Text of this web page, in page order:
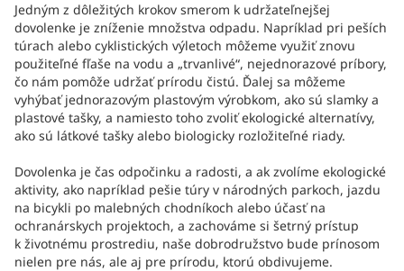
Jedným z dôležitých krokov smerom k udržateľnejšej
dovolenke je zníženie množstva odpadu. Napríklad pri peších
túrach alebo cyklistických výletoch môžeme využiť znovu
použiteľné fľaše na vodu a „trvanlivé“, nejednorazové príbory,
čo nám pomôže udržať prírodu čistú. Ďalej sa môžeme
vyhýbať jednorazovým plastovým výrobkom, ako sú slamky a
plastové tašky, a namiesto toho zvoliť ekologické alternatívy,
ako sú látkové tašky alebo biologicky rozložiteľné riady.
Dovolenka je čas odpočinku a radosti, a ak zvolíme ekologické
aktivity, ako napríklad pešie túry v národných parkoch, jazdu
na bicykli po malebných chodníkoch alebo účasť na
ochranárskych projektoch, a zachováme si šetrný prístup
k životnému prostrediu, naše dobrodružstvo bude prínosom
nielen pre nás, ale aj pre prírodu, ktorú obdivujeme.